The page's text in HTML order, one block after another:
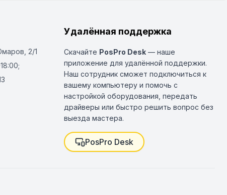
2/1
Удалённая поддержка
Скачайте PosPro Desk — наше
приложение для удалённой поддержки.
Наш сотрудник сможет подключиться к
вашему компьютеру и помочь с
настройкой оборудования, передать
драйверы или быстро решить вопрос без
выезда мастера.
PosPro Desk